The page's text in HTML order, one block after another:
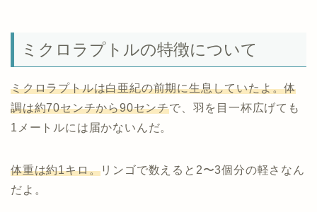
ミクロラプトルの特徴について
ミクロラプトルは白亜紀の前期に生息していたよ。体
調は約70センチから90センチで、羽を目一杯広げても
1メートルには届かないんだ。
体重は約1キロ。リンゴで数えると2〜3個分の軽さなん
だよ。